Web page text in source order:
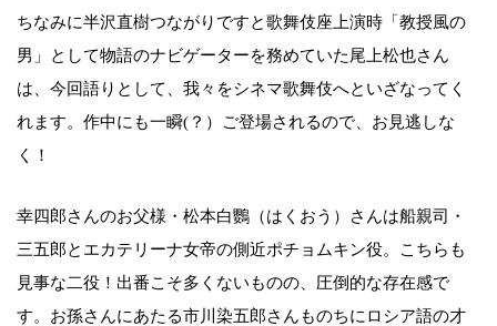
ちなみに半沢直樹つながりですと歌舞伎座上演時「教授風の
男」として物語のナビゲーターを務めていた尾上松也さん
は、今回語りとして、我々をシネマ歌舞伎へといざなってく
れます。作中にも一瞬(？）ご登場されるので、お見逃しな
く！
幸四郎さんのお父様・松本白鸚（はくおう）さんは船親司・
三五郎とエカテリーナ女帝の側近ポチョムキン役。こちらも
見事な二役！出番こそ多くないものの、圧倒的な存在感で
す。お孫さんにあたる市川染五郎さんものちにロシア語の才